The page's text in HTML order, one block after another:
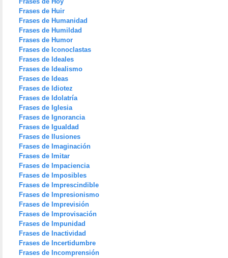
Frases de Huir
Frases de Humanidad
Frases de Humildad
Frases de Humor
Frases de Iconoclastas
Frases de Ideales
Frases de Idealismo
Frases de Ideas
Frases de Idiotez
Frases de Idolatría
Frases de Iglesia
Frases de Ignorancia
Frases de Igualdad
Frases de Ilusiones
Frases de Imaginación
Frases de Imitar
Frases de Impaciencia
Frases de Imposibles
Frases de Imprescindible
Frases de Impresionismo
Frases de Imprevisión
Frases de Improvisación
Frases de Impunidad
Frases de Inactividad
Frases de Incertidumbre
Frases de Incomprensión